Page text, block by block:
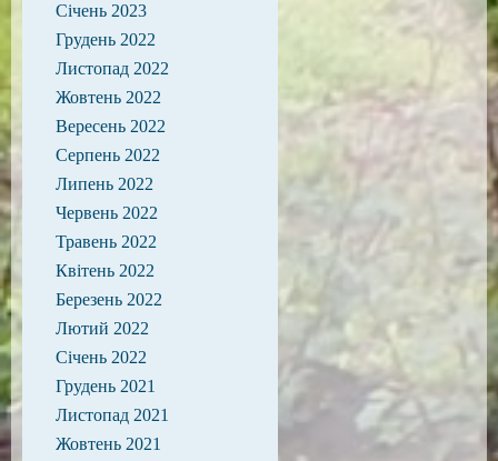
Січень 2023
Грудень 2022
Листопад 2022
Жовтень 2022
Вересень 2022
Серпень 2022
Липень 2022
Червень 2022
Травень 2022
Квітень 2022
Березень 2022
Лютий 2022
Січень 2022
Грудень 2021
Листопад 2021
Жовтень 2021